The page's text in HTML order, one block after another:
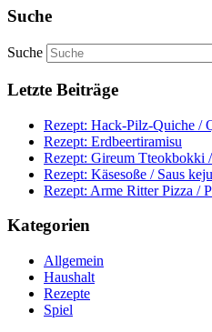
Suche
Suche
Letzte Beiträge
Rezept: Hack-Pilz-Quiche /
Rezept: Erdbeertiramisu
Rezept: Gireum Tteokbokki
Rezept: Käsesoße / Saus keju
Rezept: Arme Ritter Pizza /
Kategorien
Allgemein
Haushalt
Rezepte
Spiel